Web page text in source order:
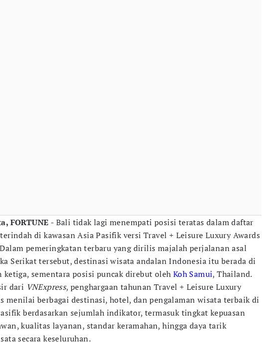
FORTUNE - Bali tidak lagi menempati posisi teratas dalam daftar
di kawasan Asia Pasifik versi Travel + Leisure Luxury Awards
pemeringkatan terbaru yang dirilis majalah perjalanan asal
Serikat tersebut, destinasi wisata andalan Indonesia itu berada di
ketiga, sementara posisi puncak direbut oleh Koh Samui, Thailand.
dari VNExpress, penghargaan tahunan Travel + Leisure Luxury
menilai berbagai destinasi, hotel, dan pengalaman wisata terbaik di
berdasarkan sejumlah indikator, termasuk tingkat kepuasan
kualitas layanan, standar keramahan, hingga daya tarik
secara keseluruhan.